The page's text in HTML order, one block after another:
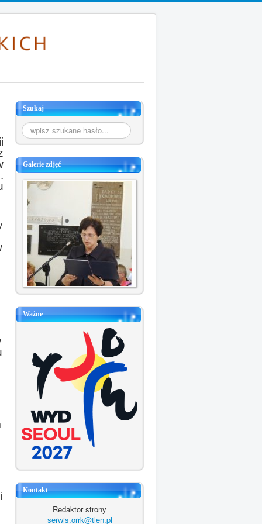
Szukaj
Szukaj...
Galerie zdjęć
Ważne
Kontakt
Redaktor strony
serwis.orrk@tlen.pl